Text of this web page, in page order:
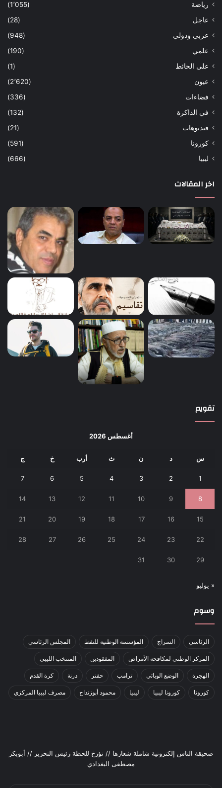
رياضة
(1٬055)
عاجل
(28)
عربي ودولي
(948)
علمي
(190)
على الحائط
(1)
عيون
(2٬620)
فضاءات
(336)
في الذاكرة
(132)
فيديوهات
(21)
كورونا
(591)
ليبيا
(666)
اخر المقالات
تقويم
أغسطس 2026
س د ن ث أرب خ ج
1
2
3
4
5
6
7
8
9
10
11
12
13
14
15
16
17
18
19
20
21
22
23
24
25
26
27
28
29
30
31
« يوليو
وسوم
الرئاسي السراج المؤسسة الوطنية للنفط المجلس الرئاسي
المركز الوطني لمكافحة الأمراض المفقودين المنتخب الليبي
الهجرة الوضع الوبائي ترامب حفتر درنة كرة القدم
كورونا كورونا ليبيا ليبيا محمود أبوزنداح مصرف ليبيا المركزي
صحيقة الناس إلكترونية شاملة شعارها // نؤرخ للحظة رئيس التحرير // أبوبكر
مصطفى البغدادي